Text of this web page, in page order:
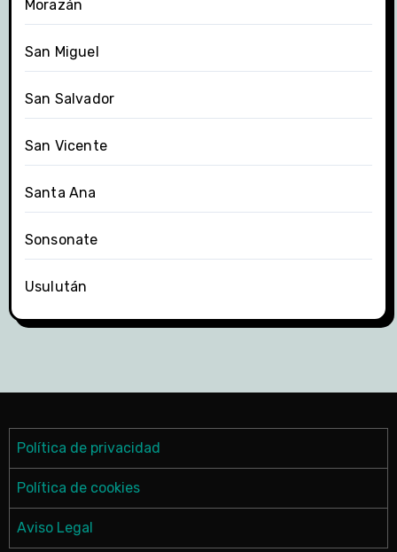
Morazán
San Miguel
San Salvador
San Vicente
Santa Ana
Sonsonate
Usulután
Política de privacidad
Política de cookies
Aviso Legal